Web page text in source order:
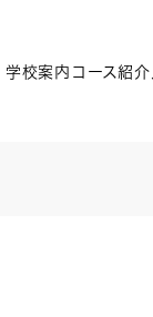
学校案内 コース紹介